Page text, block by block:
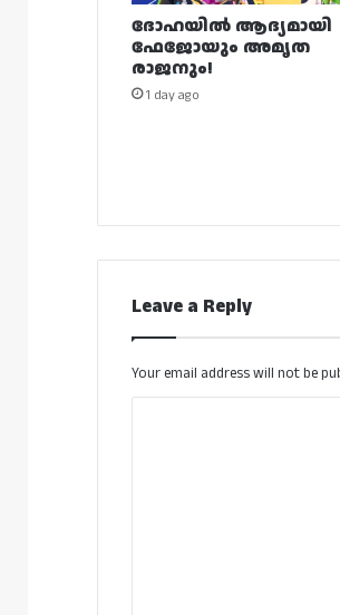
ദോഹയിൽ ആദ്യമായി
ഫേജോയും അമൃത
രാജനും!
1 day ago
Leave a Reply
Your email address will not be